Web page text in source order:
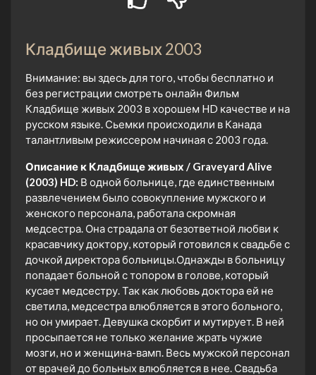
Кладбище живых 2003
Внимание: вы здесь для того, чтобы бесплатно и
без регистрации смотреть онлайн Фильм
Кладбище живых 2003 в хорошем HD качестве и на
русском языке. Сьемки происходили в Канада
талантливым режиссером начиная с 2003 года.
Описание к Кладбище живых / Graveyard Alive
(2003) HD: В одной больнице, где единственным
развлечением было совокупление мужского и
женского персонала, работала скромная
медсестра. Она страдала от безответной любви к
красавчику доктору, который готовился к свадьбе с
дочкой директора больницы.Однажды в больницу
попадает больной с топором в голове, который
кусает медсестру. Так как любовь доктора ей не
светила, медсестра влюбляется в этого больного,
но он умирает. Девушка скорбит и мутирует. В ней
просыпается не только желание жрать чужие
мозги, но и женщина-вамп. Весь мужской персонал
от врачей до больных влюбляется в нее. Свадьба